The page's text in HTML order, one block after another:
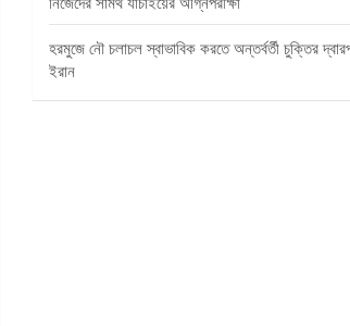
হরমুজে নৌ চলাচল স্বাভাবিক করতে অন্তর্বর্তী চুক্তির
ইরান